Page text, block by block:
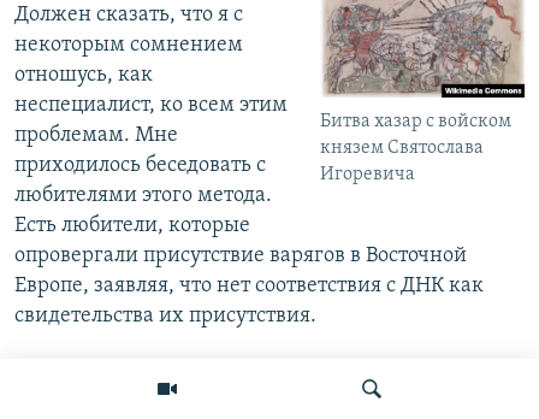
Битва хазар с войском
князем Святослава
Игоревича
Должен сказать, что я с
некоторым сомнением
отношусь, как
неспециалист, ко всем этим
проблемам. Мне
приходилось беседовать с
любителями этого метода.
Есть любители, которые
опровергали присутствие варягов в Восточной
Европе, заявляя, что нет соответствия с ДНК как
свидетельства их присутствия.
Я уже говорил, что таким образом мы расходимся